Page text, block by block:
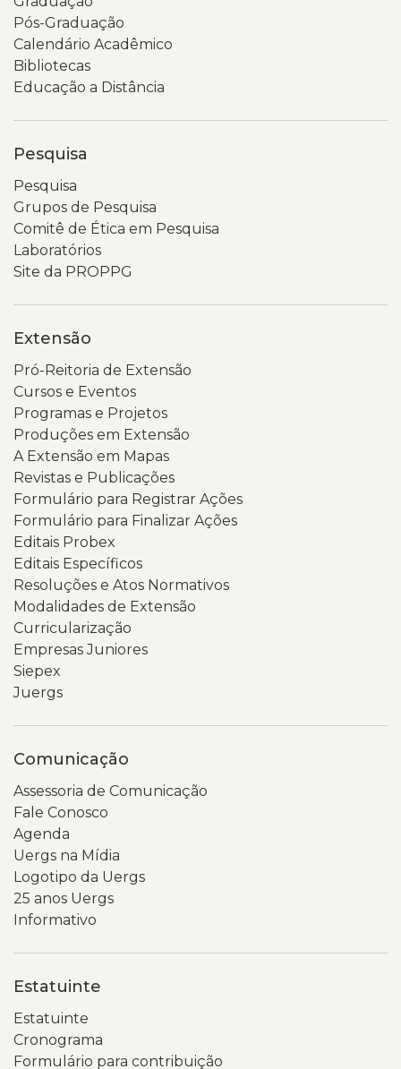
Pós-Graduação
Calendário Acadêmico
Bibliotecas
Educação a Distância
Pesquisa
Pesquisa
Grupos de Pesquisa
Comitê de Ética em Pesquisa
Laboratórios
Site da PROPPG
Extensão
Pró-Reitoria de Extensão
Cursos e Eventos
Programas e Projetos
Produções em Extensão
A Extensão em Mapas
Revistas e Publicações
Formulário para Registrar Ações
Formulário para Finalizar Ações
Editais Probex
Editais Específicos
Resoluções e Atos Normativos
Modalidades de Extensão
Curricularização
Empresas Juniores
Siepex
Juergs
Comunicação
Assessoria de Comunicação
Fale Conosco
Agenda
Uergs na Mídia
Logotipo da Uergs
25 anos Uergs
Informativo
Estatuinte
Estatuinte
Cronograma
Formulário para contribuição